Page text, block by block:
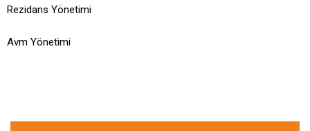
Rezidans Yönetimi
Avm Yönetimi